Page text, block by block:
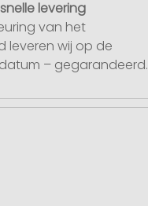
levering
van het
leveren wij op de
– gegarandeerd.